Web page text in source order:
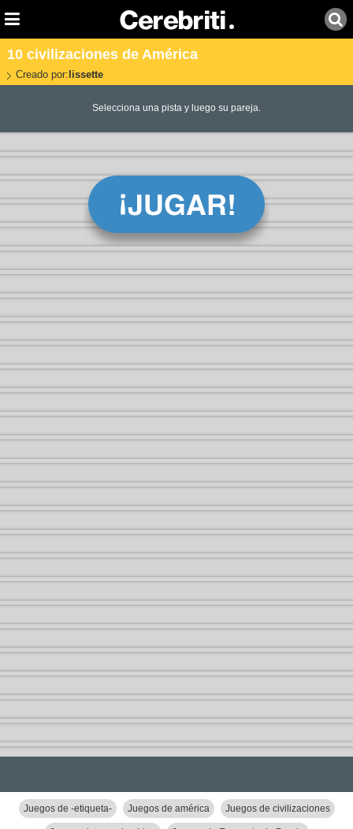
10 civilizaciones de América
Creado por: lissette
Selecciona una pista y luego su pareja.
Juegos de -etiqueta- Juegos de américa Juegos de civilizaciones